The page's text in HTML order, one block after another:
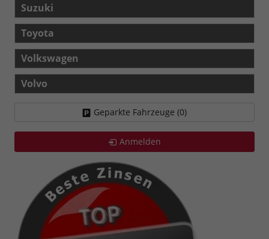
Suzuki
Toyota
Volkswagen
Volvo
Geparkte Fahrzeuge (0)
Anmelden